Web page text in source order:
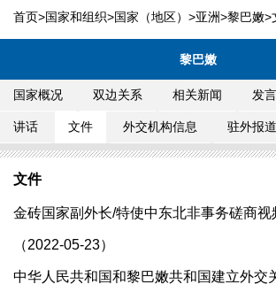
首页>国家和组织>国家（地区） >亚洲>黎巴嫩>
黎巴嫩
国家概况 双边关系 相关新闻 发
讲话 文件 外交机构信息 驻外报道
文件
金砖国家副外长/特使中东北非事务磋商视
（2022-05-23）
中华人民共和国和黎巴嫩共和国建立外交